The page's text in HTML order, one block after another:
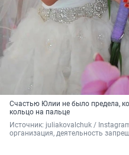
Счастью Юлии не было предела,
кольцо на пальце
Источник: juliakovalchuk /
организация, деятельность